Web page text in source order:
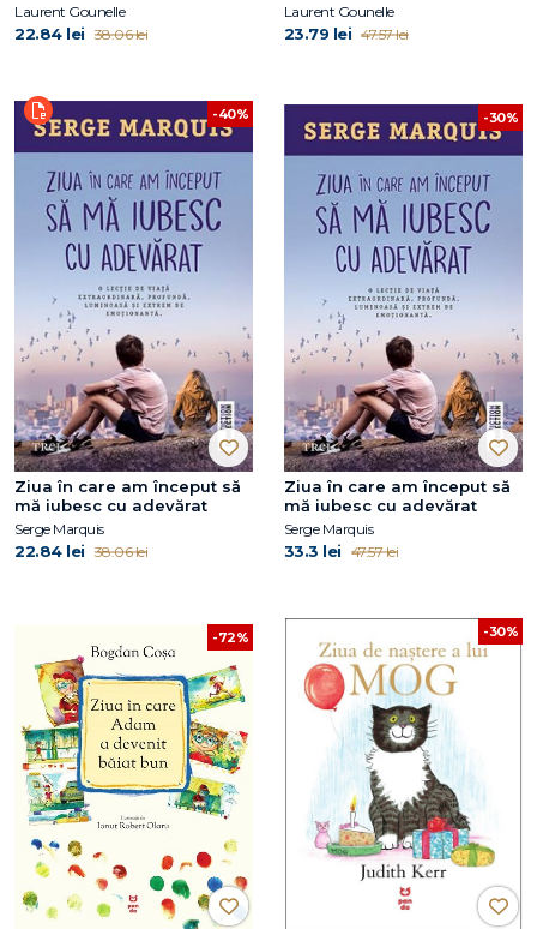
Laurent Gounelle
22.84 lei 38.06 lei
Laurent Gounelle
23.79 lei 47.57 lei
-40%
Ziua în care am început să
mă iubesc cu adevărat
Serge Marquis
22.84 lei 38.06 lei
-30%
Ziua în care am început să
mă iubesc cu adevărat
Serge Marquis
33.3 lei 47.57 lei
-72% -30%